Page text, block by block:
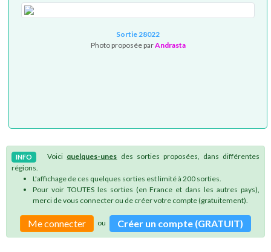
Sortie 28022
Photo proposée parAndrasta
INFO Voici quelques-unes des sorties proposées, dans différentes
régions.
L'affichage de ces quelques sorties est limité à 200 sorties.
Pour voir TOUTES les sorties (en France et dans les autres pays),
merci de vous connecter ou de créer votre compte (gratuitement).
Me connecter ou Créer un compte (GRATUIT)